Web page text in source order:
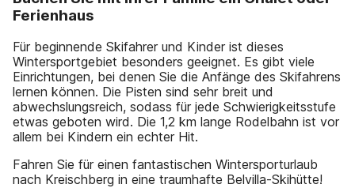
Ferienhaus
Für beginnende Skifahrer und Kinder ist dieses
Wintersportgebiet besonders geeignet. Es gibt viele
Einrichtungen, bei denen Sie die Anfänge des Skifahrens
lernen können. Die Pisten sind sehr breit und
abwechslungsreich, sodass für jede Schwierigkeitsstufe
etwas geboten wird. Die 1,2 km lange Rodelbahn ist vor
allem bei Kindern ein echter Hit.
Fahren Sie für einen fantastischen Wintersporturlaub
nach Kreischberg in eine traumhafte Belvilla-Skihütte!